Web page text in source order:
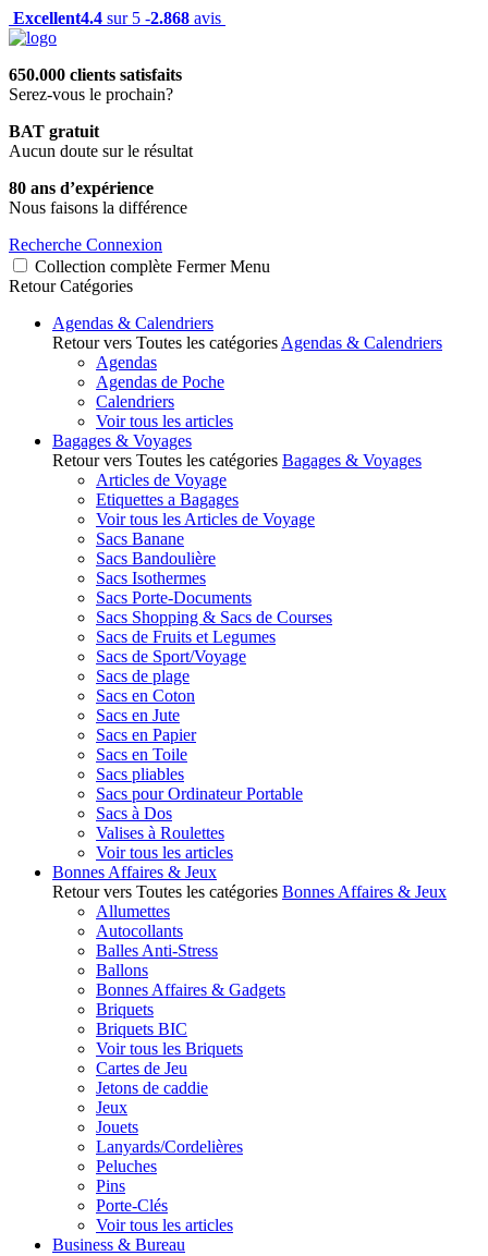
Excellent4.4 sur 5 -2.868 avis
650.000 clients satisfaits
Serez-vous le prochain?
BAT gratuit
Aucun doute sur le résultat
80 ans d’expérience
Nous faisons la différence
Recherche Connexion
Collection complète Fermer Menu
Retour Catégories
Agendas & Calendriers
Retour vers Toutes les catégories Agendas & Calendriers
Agendas
Agendas de Poche
Calendriers
Voir tous les articles
Bagages & Voyages
Retour vers Toutes les catégories Bagages & Voyages
Articles de Voyage
Etiquettes a Bagages
Voir tous les Articles de Voyage
Sacs Banane
Sacs Bandoulière
Sacs Isothermes
Sacs Porte-Documents
Sacs Shopping & Sacs de Courses
Sacs de Fruits et Legumes
Sacs de Sport/Voyage
Sacs de plage
Sacs en Coton
Sacs en Jute
Sacs en Papier
Sacs en Toile
Sacs pliables
Sacs pour Ordinateur Portable
Sacs à Dos
Valises à Roulettes
Voir tous les articles
Bonnes Affaires & Jeux
Retour vers Toutes les catégories Bonnes Affaires & Jeux
Allumettes
Autocollants
Balles Anti-Stress
Ballons
Bonnes Affaires & Gadgets
Briquets
Briquets BIC
Voir tous les Briquets
Cartes de Jeu
Jetons de caddie
Jeux
Jouets
Lanyards/Cordelières
Peluches
Pins
Porte-Clés
Voir tous les articles
Business & Bureau